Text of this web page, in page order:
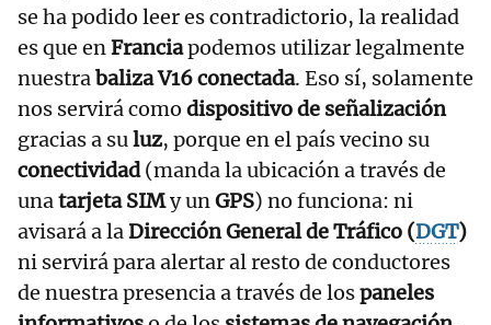
se ha podido leer es contradictorio, la realidad
es que enFranciapodemos utilizar legalmente
nuestrabaliza V16 conectada. Eso sí, solamente
nos servirá como dispositivo de señalización
gracias a suluz, porque en el país vecino su
conectividad(manda la ubicación a través de
unatarjeta SIMy unGPS) no funciona: ni
avisará a laDirección General de Tráfico (DGT)
ni servirá para alertar al resto de conductores
de nuestra presencia a través de lospaneles